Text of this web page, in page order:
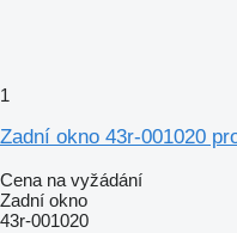
1
Zadní okno 43r-001020
Cena na vyžádání
Zadní okno
43r-001020